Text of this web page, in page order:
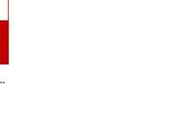
買い物がおトクに!